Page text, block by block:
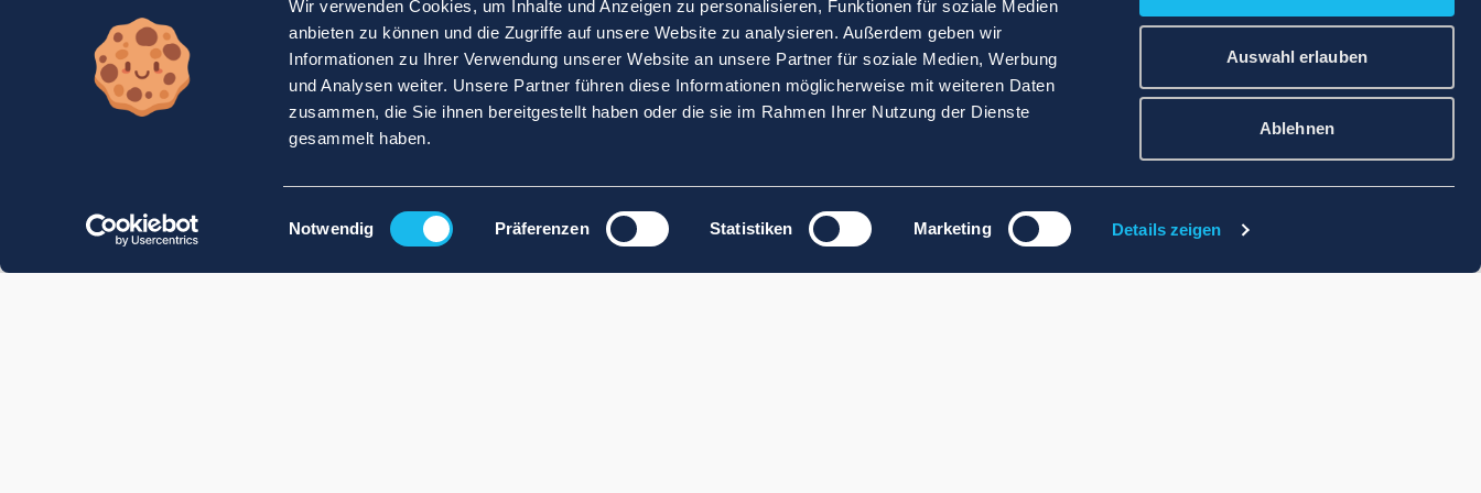
Wir verwenden Cookies, um Inhalte und Anzeigen zu personalisieren, Funktionen für soziale Medien
anbieten zu können und die Zugriffe auf unsere Website zu analysieren. Außerdem geben wir
Informationen zu Ihrer Verwendung unserer Website an unsere Partner für soziale Medien, Werbung
und Analysen weiter. Unsere Partner führen diese Informationen möglicherweise mit weiteren Daten
zusammen, die Sie ihnen bereitgestellt haben oder die sie im Rahmen Ihrer Nutzung der Dienste
gesammelt haben.
Einwilligungsauswahl
Notwendig Präferenzen Statistiken Marketing Details zeigen
Auswahl erlauben
Ablehnen